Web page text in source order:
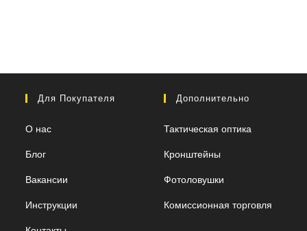
Для Покупателя
О нас
Блог
Вакансии
Инструкции
Дополнительно
Тактическая оптика
Кронштейны
Фотоловушки
Комиссионная торговля